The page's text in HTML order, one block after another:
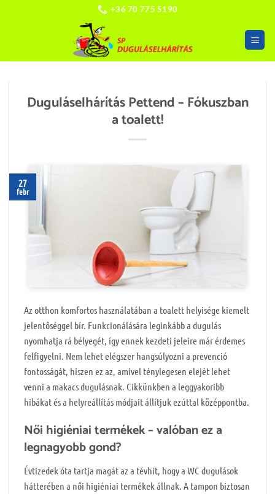
+36 70 775 5190
Duguláselhárítás Pettend – Fókuszban
a toalett!
27
febr
Az otthon komfortos használatában a toalett helyisége kiemelt
jelentőséggel bír. Funkcionálására leginkább a dugulás
nyomhatja rá bélyegét, így ennek kezdeti jeleire már érdemes
felfigyelni. Nem lehet elégszer hangsúlyozni a prevenció
fontosságát, hiszen ez az, amivel ténylegesen elejét lehet
venni a makacs dugulásnak. Cikkünkben a leggyakoribb
hibákat és a helyreállítás módjait állítjuk ezúttal középpontba.
Női higiéniai termékek – valóban ez a
legnagyobb gond?
Évtizedek óta tartja magát az a tévhit, hogy a WC dugulások
hátterében a női higiéniai termékek állnak. A tampon biztosan